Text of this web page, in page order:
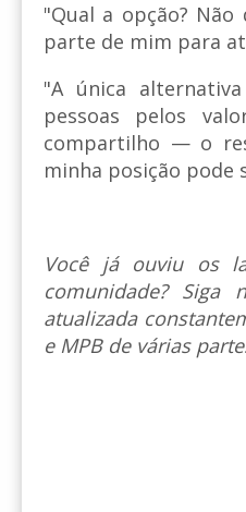
"Qual a opção?
parte de mim para
"A única
pessoas pelos
compartilho — o
minha posição pode
Você já ouviu os
comunidade? Siga
atualizada
e MPB de várias